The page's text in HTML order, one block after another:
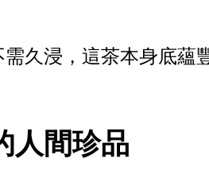
久浸，這茶本身底蘊
人間珍品